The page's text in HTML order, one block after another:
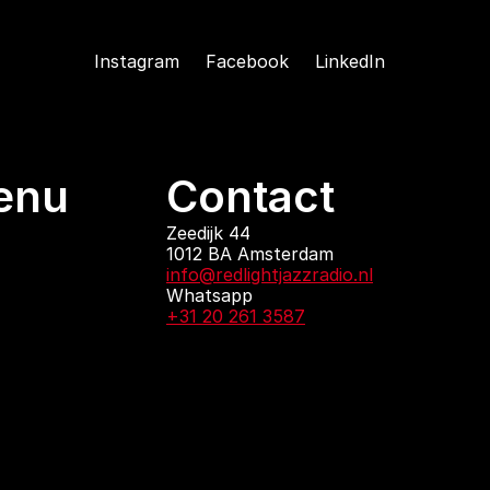
Instagram Facebook LinkedIn
Contact
Zeedijk 44
1012 BA Amsterdam
info@redlightjazzradio.nl
Whatsapp
+31 20 261 3587